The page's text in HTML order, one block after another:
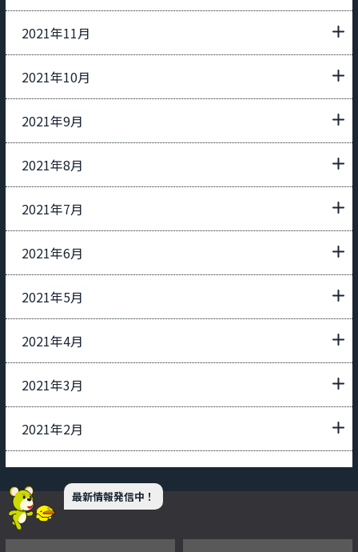
2021年11月
2021年10月
2021年9月
2021年8月
2021年7月
2021年6月
2021年5月
2021年4月
2021年3月
2021年2月
最新情報発信中！